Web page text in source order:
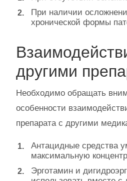
При наличии
хронической формы
другими
Необходимо обращать
особенности
препарата с другими
Антацидные средства
максимальную
Эрготамин и